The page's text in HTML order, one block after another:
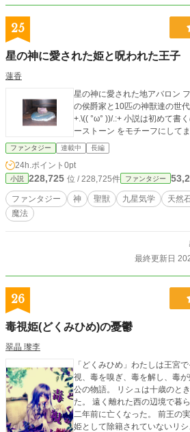
25
星の神に愛された姫と呪われた王子
蓮香
星の神に愛された地アバロン フロライト王家を取り巻く8つ
の侯爵家と10匹の神獣達の世
+.\(( °ω° ))/.:+ 小説は初めて書くのですが… #九星気学 #パワ
ーストーン をモチーフにしてま
ファンタジー 連載中 長編
24h.ポイント 0pt
小説 228,725 位 / 228,725件 ファンタジー
ファンタジー 神 聖獣 九星気学 天然
魔法
最終更新日
26
毒視姫(どくみひめ)の憂鬱
翠晶 瓈李
「どくみひめ」わたしは王宮で
視、毒を嗅ぎ、毒を解し、毒
公の物語。 リシュは十歳のとき、母と共に王宮を追放され
た。 遠く離れた西の辺境で暮らし始めて八年。 最愛の母親も
二年前に亡くなった。 前王の実子ではないのに、未だ王家の
姫として除籍されていないリ